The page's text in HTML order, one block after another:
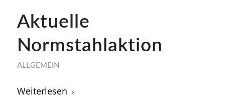
Aktuelle
Normstahlaktion
ALLGEMEIN
Weiterlesen